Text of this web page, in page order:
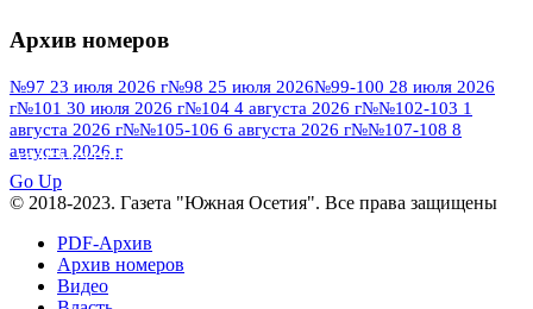
№95 7 августа 2012 г
№95 28 июля 2016 г №95+96 3 августа
2013 г№96 6 июля 2017 г№96 9 августа
2012 г №96 28 июля 2015 г
№96+97 30 июля 2016 г
№97 11 августа 2012 г
№97 30 июля 2015 г
№98 2 августа 2016 г
Архив номеров
№97 23 июля 2026 г№98 25 июля 2026№99-100 28 июля 2026
г№101 30 июля 2026 г№104 4 августа 2026 г№№102-103 1
августа 2026 г№№105-106 6 августа 2026 г№№107-108 8
августа 2026 г
ПОСМОТРЕТЬ ВСЕ
Go Up
© 2018-2023. Газета "Южная Осетия". Все права защищены
PDF-Архив
Архив номеров
Видео